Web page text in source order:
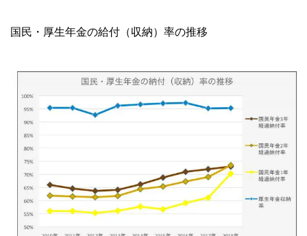
国民・厚生年金の給付（収納）率の推移